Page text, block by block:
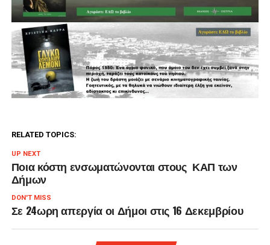
RELATED TOPICS:
UP NEXT
Ποια κόστη ενσωματώνονται στους ΚΑΠ των
Δήμων
DON'T MISS
Σε 24ωρη απεργία οι Δήμοι στις 16 Δεκεμβρίου